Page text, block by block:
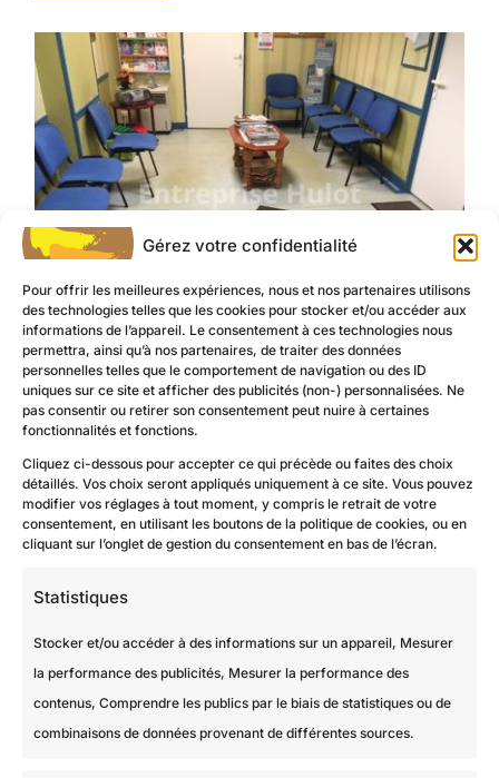
Gérez votre confidentialité
Pour offrir les meilleures expériences, nous et nos partenaires utilisons
des technologies telles que les cookies pour stocker et/ou accéder aux
informations de l’appareil. Le consentement à ces technologies nous
permettra, ainsi qu’à nos partenaires, de traiter des données
personnelles telles que le comportement de navigation ou des ID
uniques sur ce site et afficher des publicités (non-) personnalisées. Ne
pas consentir ou retirer son consentement peut nuire à certaines
fonctionnalités et fonctions.
Cliquez ci-dessous pour accepter ce qui précède ou faites des choix
détaillés. Vos choix seront appliqués uniquement à ce site. Vous pouvez
modifier vos réglages à tout moment, y compris le retrait de votre
consentement, en utilisant les boutons de la politique de cookies, ou en
cliquant sur l’onglet de gestion du consentement en bas de l’écran.
Statistiques
Stocker et/ou accéder à des informations sur un appareil, Mesurer
la performance des publicités, Mesurer la performance des
contenus, Comprendre les publics par le biais de statistiques ou de
combinaisons de données provenant de différentes sources.